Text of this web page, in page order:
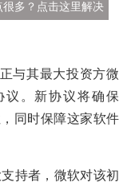
很多？点击这里解决
与其最大投资方微
。新协议将确保
同时保障这家软件
持者，微软对该初